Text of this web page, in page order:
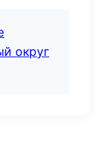
округ